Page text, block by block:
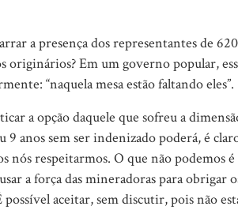
a presença dos representantes de
originários? Em um governo popular,
“naquela mesa estão faltando eles”.
a opção daquele que sofreu a
9 anos sem ser indenizado poderá, é
nós respeitarmos. O que não podemos
a força das mineradoras para obrigar
aceitar, sem discutir, pois não